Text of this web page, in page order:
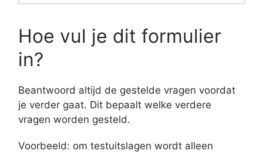
Hoe vul je dit formulier
in?
Beantwoord altijd de gestelde vragen voordat
je verder gaat. Dit bepaalt welke verdere
vragen worden gesteld.
Voorbeeld: om testuitslagen wordt alleen